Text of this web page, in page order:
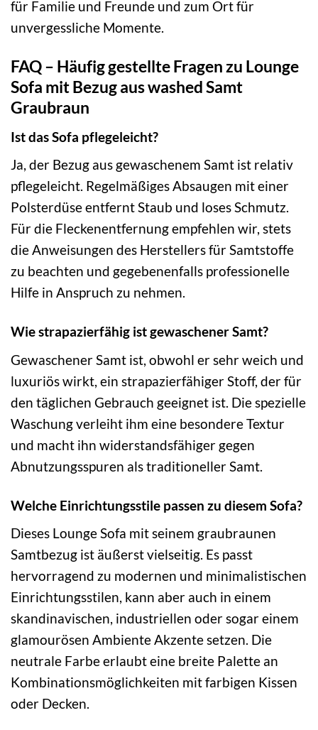
für Familie und Freunde und zum Ort für
unvergessliche Momente.
FAQ – Häufig gestellte Fragen zu Lounge
Sofa mit Bezug aus washed Samt
Graubraun
Ist das Sofa pflegeleicht?
Ja, der Bezug aus gewaschenem Samt ist relativ
pflegeleicht. Regelmäßiges Absaugen mit einer
Polsterdüse entfernt Staub und loses Schmutz.
Für die Fleckenentfernung empfehlen wir, stets
die Anweisungen des Herstellers für Samtstoffe
zu beachten und gegebenenfalls professionelle
Hilfe in Anspruch zu nehmen.
Wie strapazierfähig ist gewaschener Samt?
Gewaschener Samt ist, obwohl er sehr weich und
luxuriös wirkt, ein strapazierfähiger Stoff, der für
den täglichen Gebrauch geeignet ist. Die spezielle
Waschung verleiht ihm eine besondere Textur
und macht ihn widerstandsfähiger gegen
Abnutzungsspuren als traditioneller Samt.
Welche Einrichtungsstile passen zu diesem Sofa?
Dieses Lounge Sofa mit seinem graubraunen
Samtbezug ist äußerst vielseitig. Es passt
hervorragend zu modernen und minimalistischen
Einrichtungsstilen, kann aber auch in einem
skandinavischen, industriellen oder sogar einem
glamourösen Ambiente Akzente setzen. Die
neutrale Farbe erlaubt eine breite Palette an
Kombinationsmöglichkeiten mit farbigen Kissen
oder Decken.